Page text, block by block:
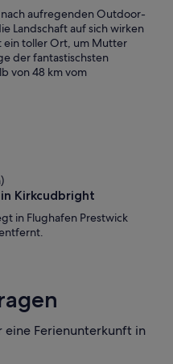
aufregenden Outdoor-
Landschaft auf sich wirken
ein toller Ort, um Mutter
der fantastischsten
von 48 km vom
Kirkcudbright
in Flughafen Prestwick
eine Ferienunterkunft in